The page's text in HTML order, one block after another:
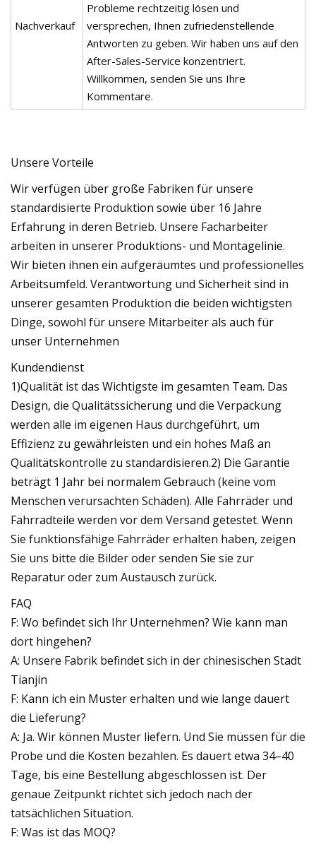
Nachverkauf
Probleme rechtzeitig lösen und
versprechen, Ihnen zufriedenstellende
Antworten zu geben. Wir haben uns auf den
After-Sales-Service konzentriert.
Willkommen, senden Sie uns Ihre
Kommentare.
Unsere Vorteile
Wir verfügen über große Fabriken für unsere
standardisierte Produktion sowie über 16 Jahre
Erfahrung in deren Betrieb. Unsere Facharbeiter
arbeiten in unserer Produktions- und Montagelinie.
Wir bieten ihnen ein aufgeräumtes und professionelles
Arbeitsumfeld. Verantwortung und Sicherheit sind in
unserer gesamten Produktion die beiden wichtigsten
Dinge, sowohl für unsere Mitarbeiter als auch für
unser Unternehmen
Kundendienst
1)Qualität ist das Wichtigste im gesamten Team. Das
Design, die Qualitätssicherung und die Verpackung
werden alle im eigenen Haus durchgeführt, um
Effizienz zu gewährleisten und ein hohes Maß an
Qualitätskontrolle zu standardisieren.2) Die Garantie
beträgt 1 Jahr bei normalem Gebrauch (keine vom
Menschen verursachten Schäden). Alle Fahrräder und
Fahrradteile werden vor dem Versand getestet. Wenn
Sie funktionsfähige Fahrräder erhalten haben, zeigen
Sie uns bitte die Bilder oder senden Sie sie zur
Reparatur oder zum Austausch zurück.
FAQ
F: Wo befindet sich Ihr Unternehmen? Wie kann man
dort hingehen?
A: Unsere Fabrik befindet sich in der chinesischen Stadt
Tianjin
F: Kann ich ein Muster erhalten und wie lange dauert
die Lieferung?
A: Ja. Wir können Muster liefern. Und Sie müssen für die
Probe und die Kosten bezahlen. Es dauert etwa 34–40
Tage, bis eine Bestellung abgeschlossen ist. Der
genaue Zeitpunkt richtet sich jedoch nach der
tatsächlichen Situation.
F: Was ist das MOQ?